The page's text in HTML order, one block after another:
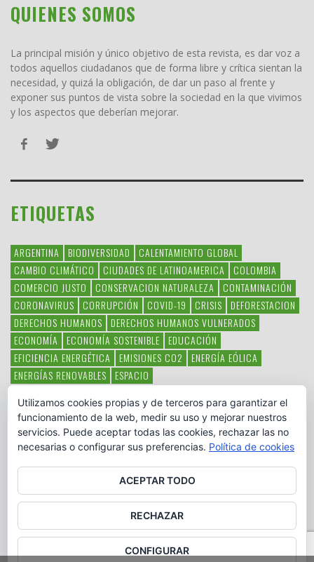
QUIENES SOMOS
La principal misión y único objetivo de esta revista, es dar voz a
todos aquellos ciudadanos que de forma libre y crítica sientan la
necesidad, y quizá la obligación, de dar un paso al frente y
exponer sus puntos de vista sobre la sociedad en la que vivimos
y los aspectos que deberían mejorar.
ETIQUETAS
ARGENTINA BIODIVERSIDAD
CALENTAMIENTO GLOBAL
CAMBIO CLIMÁTICO
CIUDADES DE LATINOAMERICA
COLOMBIA
COMERCIO JUSTO
CONSERVACION NATURALEZA
CONTAMINACIÓN
CORONAVIRUS
CORRUPCIÓN COVID-19 CRISIS
DEFORESTACION
DERECHOS HUMANOS
DERECHOS HUMANOS VULNERADOS
ECONOMÍA
ECONOMÍA SOSTENIBLE
EDUCACIÓN
EFICIENCIA ENERGÉTICA
EMISIONES CO2
ENERGÍA EÓLICA
ENERGÍAS RENOVABLES
ESPACIO
HAMBRE LATINOAMÉRICA MEDIO AMBIENTE
MÉXICO
OBJETIVOS DEL MILENIO
ONGS PAZ POBREZA POESÍA
POLITICA
PUEBLOS INDÍGENAS RSC RSE
SOBERANÍA ALIMENTARIA
SOLIDARIDAD SOSTENIBILIDAD TECNOLOGÍA VERTIDO PETROLEO
Utilizamos cookies propias y de terceros para garantizar el
funcionamiento de la web, medir su uso y mejorar nuestros
servicios. Puede aceptar todas las cookies, rechazar las no
necesarias o configurar sus preferencias. Política de cookies
ACEPTAR TODO
RECHAZAR
CONFIGURAR